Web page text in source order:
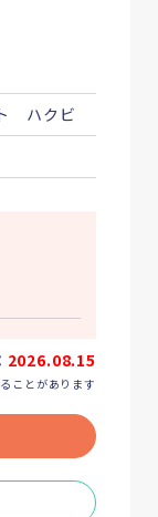
ハクビ
2026.08.15
ことがあります